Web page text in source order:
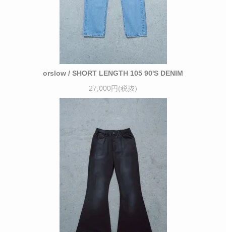
orslow / SHORT LENGTH 105 90'S DENIM
27,000円(税抜)